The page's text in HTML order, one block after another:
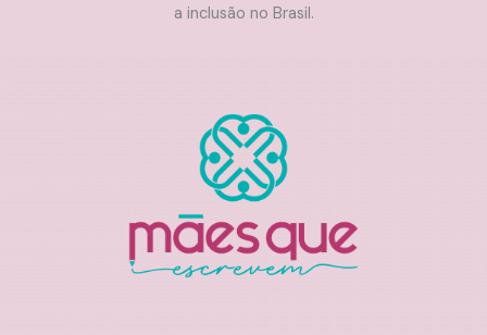
a inclusão no Brasil.